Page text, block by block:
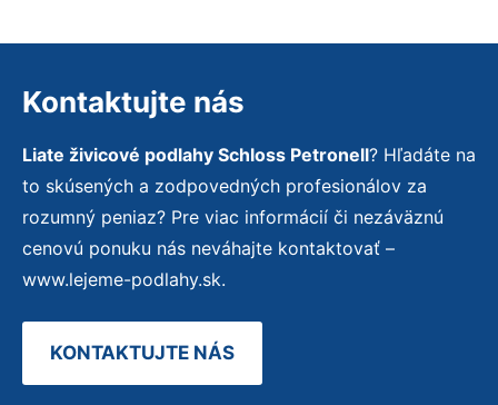
Kontaktujte nás
Liate živicové podlahy Schloss Petronell? Hľadáte na
to skúsených a zodpovedných profesionálov za
rozumný peniaz? Pre viac informácií či nezáväznú
cenovú ponuku nás neváhajte kontaktovať –
www.lejeme-podlahy.sk.
KONTAKTUJTE NÁS